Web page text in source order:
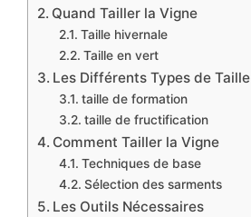
Quand Tailler la Vigne
Taille hivernale
Taille en vert
Les Différents Types de Taille
taille de formation
taille de fructification
Comment Tailler la Vigne
Techniques de base
Sélection des sarments
Les Outils Nécessaires